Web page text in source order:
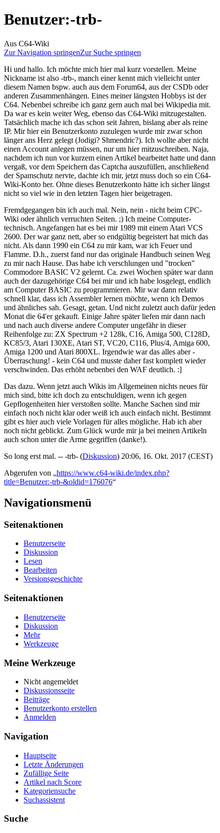
Benutzer:-trb-
Aus C64-Wiki
Zur Navigation springenZur Suche springen
Hi und hallo. Ich möchte mich hier mal kurz vorstellen. Meine
Nickname ist also -trb-, manch einer kennt mich vielleicht unter
diesem Namen bspw. auch aus dem Forum64, aus der CSDb oder
anderen Zusammenhängen. Eines meiner längsten Hobbys ist der
C64. Nebenbei schreibe ich ganz gern auch mal bei Wikipedia mit.
Da war es kein weiter Weg, ebenso das C64-Wiki mitzugestalten.
Tatsächlich mache ich das schon seit Jahren, bislang aber als reine
IP. Mir hier ein Benutzerkonto zuzulegen wurde mir zwar schon
länger ans Herz gelegt (Jodigi? Shmendric?). Ich wollte aber nicht
einen Account anlegen müssen, nur um hier mitzuschreiben. Naja,
nachdem ich nun vor kurzem einen Artikel bearbeitet hatte und dann
vergaß, vor dem Speichern das Captcha auszufüllen, anschließend
der Spamschutz nervte, dachte ich mir, jetzt muss doch so ein C64-
Wiki-Konto her. Ohne dieses Benutzerkonto hätte ich sicher längst
nicht so viel wie in den letzten Tagen hier beigetragen.
Fremdgegangen bin ich auch mal. Nein, nein - nicht beim CPC-
Wiki oder ähnlich verruchten Seiten. ;) Ich meine Computer-
technisch. Angefangen hat es bei mir 1989 mit einem Atari VCS
2600. Der war ganz nett, aber so endgültig begeistert hat mich das
nicht. Als dann 1990 ein C64 zu mir kam, war ich Feuer und
Flamme. D.h., zuerst fand nur das originale Handbuch seinen Weg
zu mir nach Hause. Das habe ich verschlungen und "trocken"
Commodore BASIC V2 gelernt. Ca. zwei Wochen später war dann
auch der dazugehörige C64 bei mir und ich habe losgelegt, endlich
am Computer BASIC zu programmieren. Mir war dann relativ
schnell klar, dass ich Assembler lernen möchte, wenn ich Demos
und ähnliches sah. Gesagt, getan. Und nicht zuletzt auch dafür jeden
Monat die 64'er gekauft. Einige Jahre später liefen mir dann nach
und nach auch diverse andere Computer ungefähr in dieser
Reihenfolge zu: ZX Spectrum +2 128k, C16, Amiga 500, C128D,
KC85/3, Atari 130XE, Atari ST, VC20, C116, Plus/4, Amiga 600,
Amiga 1200 und Atari 800XL. Irgendwie war das alles aber -
Überraschung! - kein C64 und musste daher fast komplett wieder
verschwinden. Das erhöht nebenbei den WAF deutlich. :]
Das dazu. Wenn jetzt auch Wikis im Allgemeinen nichts neues für
mich sind, bitte ich doch zu entschuldigen, wenn ich gegen
Gepflogenheiten hier verstoßen sollte. Manche Sachen sind mir
einfach noch nicht klar oder weiß ich auch einfach nicht. Bestimmt
gibt es hier auch viele Vorlagen für alles mögliche. Hab ich aber
noch nicht geblickt. Zum Glück wurde mir ja bei meinen Artikeln
auch schon unter die Arme gegriffen (danke!).
So long erst mal. -- -trb- (Diskussion) 20:06, 16. Okt. 2017 (CEST)
Abgerufen von „https://www.c64-wiki.de/index.php?
title=Benutzer:-trb-&oldid=176076“
Navigationsmenü
Seitenaktionen
Benutzerseite
Diskussion
Lesen
Bearbeiten
Versionsgeschichte
Seitenaktionen
Benutzerseite
Diskussion
Mehr
Werkzeuge
Meine Werkzeuge
Nicht angemeldet
Diskussionsseite
Beiträge
Benutzerkonto erstellen
Anmelden
Navigation
Hauptseite
Letzte Änderungen
Zufällige Seite
Artikel nach Score
Kategoriensuche
Suchassistent
Suche